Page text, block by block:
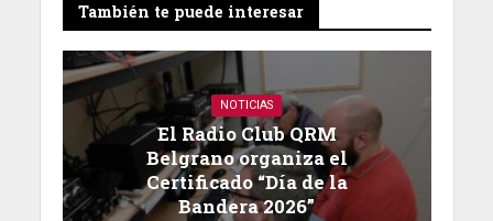
También te puede interesar
NOTICIAS
El Radio Club QRM
Belgrano organiza el
Certificado “Día de la
Bandera 2026”